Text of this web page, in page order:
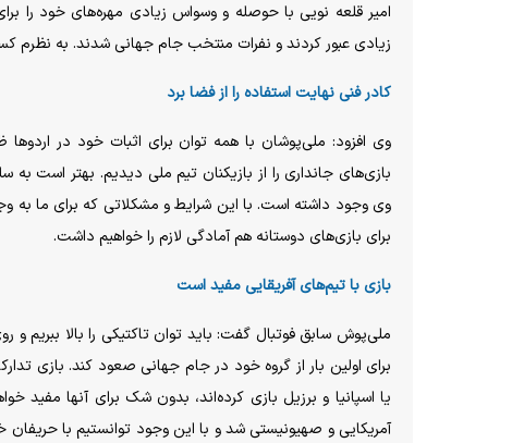
امیر قلعه نویی با حوصله و وسواس زیادی مهره‌های خود را
زیادی عبور کردند و نفرات منتخب جام جهانی شدند. به نظرم
کادر فنی نهایت استفاده را از فضا برد
وی افزود: ملی‌پوشان با همه توان برای اثبات خود در
بازی‌های جانداری را از بازیکنان تیم ملی دیدیم. بهتر است
وی وجود داشته است. با این شرایط و مشکلاتی که برای ما به
برای بازی‌های دوستانه هم آمادگی لازم را خواهیم داشت.
بازی با تیم‌های آفریقایی مفید است
ملی‌پوش سابق فوتبال گفت: باید توان تاکتیکی را بالا ببریم
برای اولین بار از گروه خود در جام جهانی صعود کند. بازی
یا اسپانیا و برزیل بازی کرده‌اند، بدون شک برای آنها مفید
آمریکایی و صهیونیستی شد و با این وجود توانستیم با حریفان